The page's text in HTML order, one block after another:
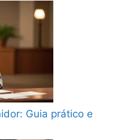
Guia prático e